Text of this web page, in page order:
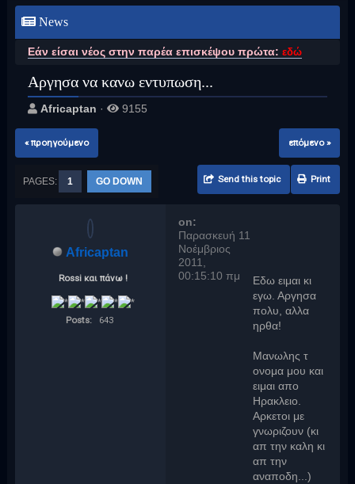
News
Εάν είσαι νέος στην παρέα επισκέψου πρώτα: εδώ
Αργησα να κανω εντυπωση...
Africaptan · 9155
« προηγούμενο επόμενο »
Send this topic Print
PAGES: 1 GO DOWN
Africaptan
Rossi και πάνω !
Posts: 643
on:
Παρασκευή 11
Νοέμβριος
2011,
00:15:10 πμ
Εδω ειμαι κι
εγω. Αργησα
πολυ, αλλα
ηρθα!
Μανωλης τ
ονομα μου και
ειμαι απο
Ηρακλειο.
Αρκετοι με
γνωριζουν (κι
απ την καλη κι
απ την
αναποδη...)